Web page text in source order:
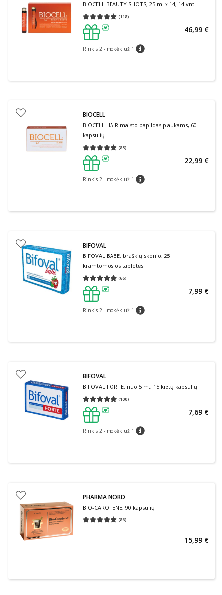
BIOCELL BEAUTY SHOTS, 25 ml x 14, 14 vnt.
(118)
Vidutinis įvertinimas 4.98
patarimas
Rinkis 2 - mokėk už 1 patarimas
46,99 €
BIOCELL
BIOCELL HAIR maisto papildas plaukams, 60
kapsulių
(83)
Vidutinis įvertinimas 4.88
patarimas
Rinkis 2 - mokėk už 1 patarimas
22,99 €
BIFOVAL
BIFOVAL BABE, braškių skonio, 25
kramtomosios tabletės
(66)
Vidutinis įvertinimas 4.89
patarimas
Rinkis 2 - mokėk už 1 patarimas
7,99 €
BIFOVAL
BIFOVAL FORTE, nuo 5 m., 15 kietų kapsulių
(100)
Vidutinis įvertinimas 4.94
patarimas
Rinkis 2 - mokėk už 1 patarimas
7,69 €
PHARMA NORD
BIO-CAROTENE, 90 kapsulių
(86)
Vidutinis įvertinimas 4.97
15,99 €